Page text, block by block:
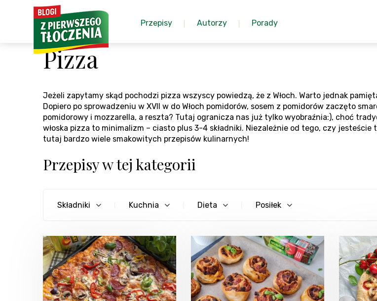
Przepisy Autorzy Porady
Pizza
Jeżeli zapytamy skąd pochodzi pizza wszyscy powiedzą, że z Włoch. Warto jednak
Dopiero po sprowadzeniu w XVII w do Włoch pomidorów, sosem z pomidorów zaczęto
pomidorowy i mozzarella, a reszta? Tutaj ogranicza nas już tylko wyobraźnia:), choć
włoska pizza to minimalizm – ciasto plus 3-4 składniki. Niezależnie od tego, czy
tutaj bardzo wiele smakowitych przepisów kulinarnych!
Przepisy w tej kategorii
Składniki Kuchnia Dieta Posiłek